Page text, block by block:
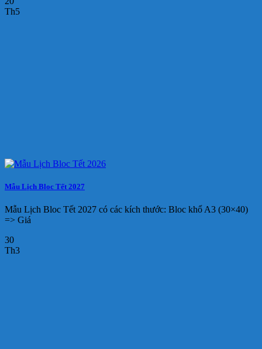
Th5
Mẫu Lịch Bloc Tết 2027
Mẫu Lịch Bloc Tết 2027 có các kích thước: Bloc khổ A3 (30×40)
=> Giá
30
Th3